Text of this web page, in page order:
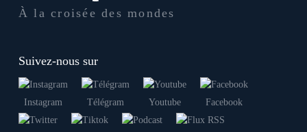
À la croisée des mondes
Suivez-nous sur
Instagram Télégram Youtube Facebook